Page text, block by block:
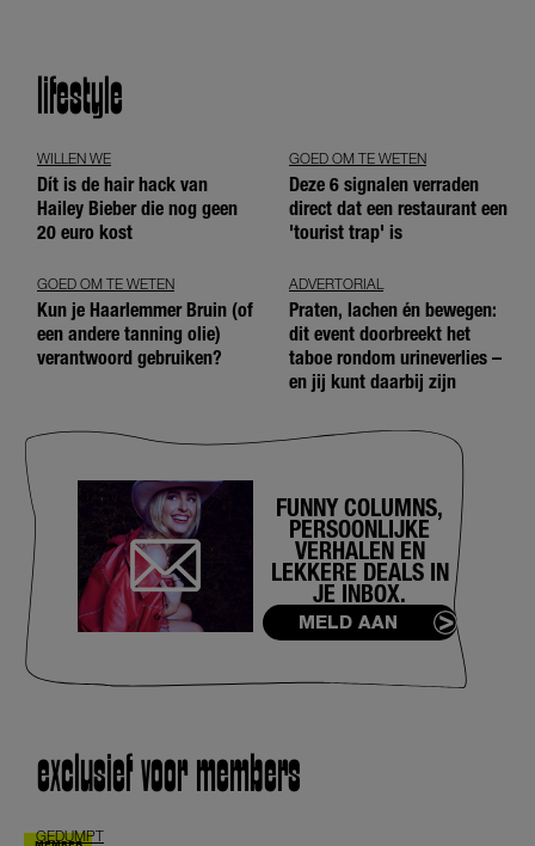
lifestyle
WILLEN WE
Dít is de hair hack van
Hailey Bieber die nog geen
20 euro kost
GOED OM TE WETEN
Deze 6 signalen verraden
direct dat een restaurant een
'tourist trap' is
GOED OM TE WETEN
Kun je Haarlemmer Bruin (of
een andere tanning olie)
verantwoord gebruiken?
ADVERTORIAL
Praten, lachen én bewegen:
dit event doorbreekt het
taboe rondom urineverlies –
en jij kunt daarbij zijn
FUNNY COLUMNS,
PERSOONLIJKE
VERHALEN EN
LEKKERE DEALS IN
JE INBOX.
MELD AAN
exclusief voor members
GEDUMPT